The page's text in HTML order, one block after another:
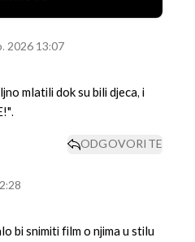
2026 13:07
mlatili dok su bili djeca, i
ODGOVORITE
bi snimiti film o njima u stilu